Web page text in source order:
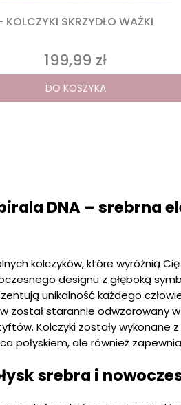
SKRZYDŁO WAŻKI
Cena
199,99 zł
DO KOSZYKA
DNA – srebrna
kolczyków, które wyróżnią
designu z głęboką
unikalność każdego
został starannie odwzorowany
Kolczyki zostały wykonane
połyskiem, ale również
srebra i